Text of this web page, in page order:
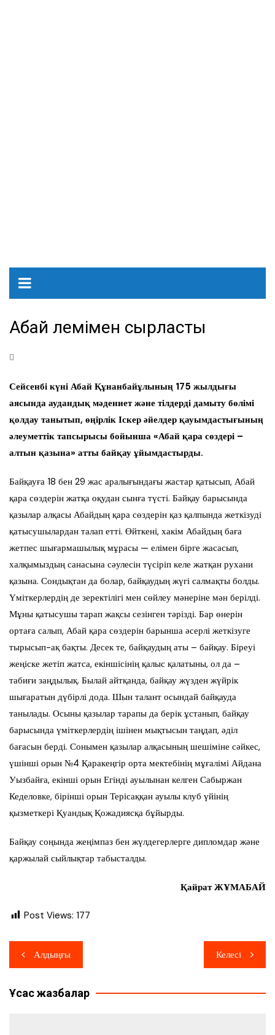
Абай әлемімен сырласты
Сейсенбі күні Абай Құнанбайұлының 175 жылдығы
аясында аудандық мәдениет және тілдерді дамыту бөлімі
қолдау танытып, өңірлік Іскер әйелдер қауымдастығының
әлеуметтік тапсырысы бойынша «Абай қара сөздері –
алтын қазына» атты байқау ұйымдастырды.
Байқауға 18 бен 29 жас аралығындағы жастар қатысып, Абай
қара сөздерін жатқа оқудан сынға түсті. Байқау барысында
қазылар алқасы Абайдың қара сөздерін қаз қалпында жеткізуді
қатысушылардан талап етті. Өйткені, хакім Абайдың баға
жетпес шығармашылық мұрасы — елімен бірге жасасып,
халқымыздың санасына сәулесін түсіріп келе жатқан рухани
қазына. Сондықтан да болар, байқаудың жүгі салмақты болды.
Үміткерлердің де зеректілігі мен сөйлеу мәнеріне мән берілді.
Мұны қатысушы тарап жақсы сезінген тәрізді. Бар өнерін
ортаға салып, Абай қара сөздерін барынша әсерлі жеткізуге
тырысып-ақ бақты. Десек те, байқаудың аты – байқау. Біреуі
жеңіске жетіп жатса, екіншісінің қалыс қалатыны, ол да –
табиғи заңдылық. Былай айтқанда, байқау жүзден жүйрік
шығаратын дүбірлі дода. Шын талант осындай байқауда
танылады. Осыны қазылар тарапы да берік ұстанып, байқау
барысында үміткерлердің ішінен мықтысын таңдап, әділ
бағасын берді. Сонымен қазылар алқасының шешіміне сәйкес,
үшінші орын №4 Қаракеңгір орта мектебінің мұғалімі Айдана
Уызбайға, екінші орын Егінді ауылынан келген Сабыржан
Кеделовке, бірінші орын Терісаққан ауылы клуб үйінің
қызметкері Қуандық Қожадиясқа бұйырды.
Байқау соңында жеңімпаз бен жүлдегерлерге дипломдар және
қаржылай сыйлықтар табысталды.
Қайрат ЖҰМАБАЙ
Post Views: 177
Навигация
по
записям
Алдыңғы Келесі
Ұқсас жазбалар